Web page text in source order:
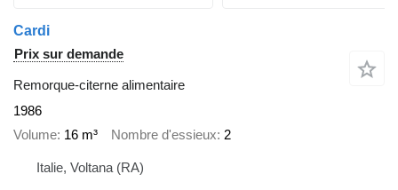
Cardi
Prix sur demande
Remorque-citerne alimentaire
1986
Volume 16 m³ Nombre d'essieux 2
Italie, Voltana (RA)